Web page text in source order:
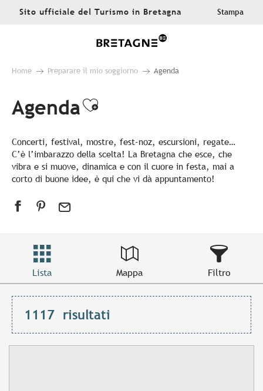
AllerSito ufficiale del Turismo in Bretagna Stampa
Home Preparare il mio soggiorno Agenda
AgendaAjouter aux favoris
Concerti, festival, mostre, fest-noz, escursioni, regate…
C’è l’imbarazzo della scelta! La Bretagna che esce, che
vibra e si muove, dinamica e con il cuore in festa, mai a
corto di buone idee, è qui che vi dà appuntamento!
Lista Mappa Filtro
1117 risultati